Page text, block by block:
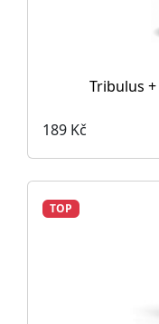
Tribulus
189 Kč
TOP